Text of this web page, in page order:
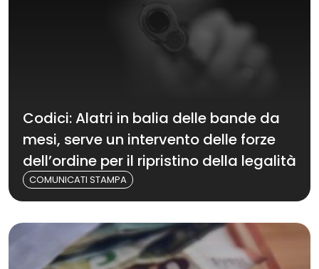
Codici: Alatri in balia delle bande da
mesi, serve un intervento delle forze
dell’ordine per il ripristino della legalità
COMUNICATI STAMPA